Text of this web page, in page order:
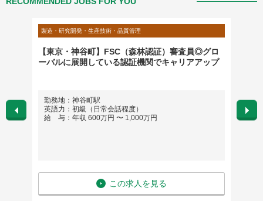
製造・研究開発・生産技術・品質管理
【東京・神谷町】FSC（森林認証）審査員◎グロ
ーバルに展開している認証機関でキャリアアップ
勤務地：神谷町駅
英語力：初級（日常会話程度）
給 与：年収 600万円 〜 1,000万円
この求人を見る
勤務
英語
給